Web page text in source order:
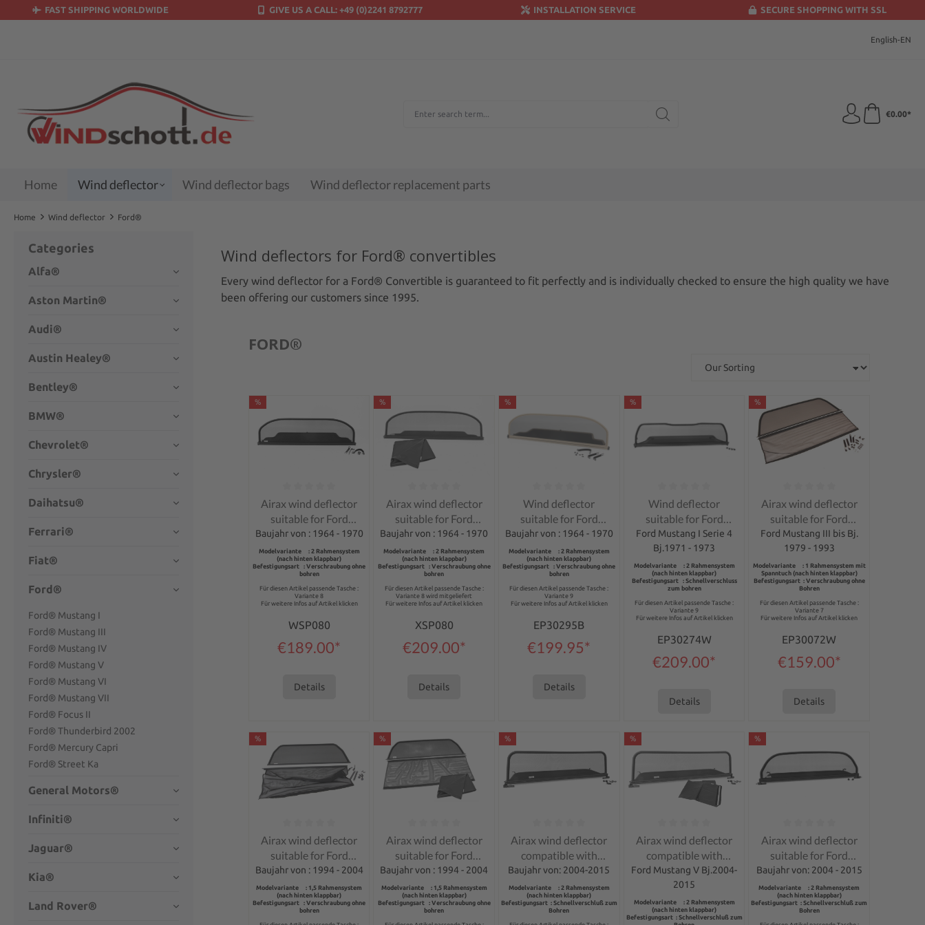
Skip to main navigation
FAST SHIPPING WORLDWIDE GIVE US A CALL: +49 (0)2241 8792777 INSTALLATION SERVICE SECURE SHOPPING WITH SSL
English-EN
€0.00*
Home Wind deflector Wind deflector bags Wind deflector replacement parts
Home Wind deflector Ford®
Categories
Alfa®
Aston Martin®
Audi®
Austin Healey®
Bentley®
BMW®
Chevrolet®
Chrysler®
Daihatsu®
Ferrari®
Fiat®
Ford®
Ford® Mustang I
Ford® Mustang III
Ford® Mustang IV
Ford® Mustang V
Ford® Mustang VI
Ford® Mustang VII
Ford® Focus II
Ford® Thunderbird 2002
Ford® Mercury Capri
Ford® Street Ka
General Motors®
Infiniti®
Jaguar®
Kia®
Land Rover®
Wind deflectors for Ford® convertibles
Every wind deflector for a Ford® Convertible is guaranteed to fit perfectly and is individually checked to ensure the high quality we have
been offering our customers since 1995.
FORD®
%
Average rating of 0 out of 5 stars
Airax wind deflector
suitable for Ford
Mustag 1,2,3
Convertible Cabrio
Baujahr von : 1964 - 1970
Modelvariante : 2 Rahmensystem
(nach hinten klappbar)
Befestigungsart : Verschraubung ohne
bohren
Für diesen Artikel passende Tasche :
Variante 8
Für weitere Infos auf Artikel klicken
WSP080
€189.00*
Details
%
Average rating of 0 out of 5 stars
Airax wind deflector
suitable for Ford
Mustag 1,2,3
Convertible Cabrio
Baujahr von : 1964 - 1970
Modelvariante : 2 Rahmensystem
(nach hinten klappbar)
Befestigungsart : Verschraubung ohne
bohren
Für diesen Artikel passende Tasche :
Variante 8 wird mitgeliefert
Für weitere Infos auf Artikel klicken
XSP080
€209.00*
Details
%
Average rating of 0 out of 5 stars
Wind deflector
suitable for Ford
Mustang 1,2,3
Convertible Cabrio
Baujahr von : 1964 - 1970
Modelvariante : 2 Rahmensystem
(nach hinten klappbar)
Befestigungsart : Verschraubung ohne
bohren
Für diesen Artikel passende Tasche :
Variante 9
Für weitere Infos auf Artikel klicken
EP30295B
€199.95*
Details
%
Average rating of 0 out of 5 stars
Wind deflector
suitable for Ford
Mustang I Serie 4
Ford Mustang I Serie 4
Bj.1971 - 1973
Modelvariante : 2 Rahmensystem
(nach hinten klappbar)
Befestigungsart : Schnellverschluss
zum bohren
Für diesen Artikel passende Tasche :
Variante 9
Für weitere Infos auf Artikel klicken
EP30274W
€209.00*
Details
%
Average rating of 0 out of 5 stars
Airax wind deflector
suitable for Ford
Mustang III
Convertible
Ford Mustang III bis Bj.
1979 - 1993
Modelvariante : 1 Rahmensystem mit
Spanntuch (nach hinten klappbar)
Befestigungsart : Verschraubung ohne
Bohren
Für diesen Artikel passende Tasche :
Variante 7
Für weitere Infos auf Artikel klicken
EP30072W
€159.00*
Details
%
Average rating of 0 out of 5 stars
Airax wind deflector
suitable for Ford
Mustang IV Cabrio
Baujahr von : 1994 - 2004
Modelvariante : 1,5 Rahmensystem
(nach hinten klappbar)
Befestigungsart : Verschraubung ohne
bohren
%
Average rating of 0 out of 5 stars
Airax wind deflector
suitable for Ford
Mustang IV Cabrio
Baujahr von : 1994 - 2004
Modelvariante : 1,5 Rahmensystem
(nach hinten klappbar)
Befestigungsart : Verschraubung ohne
bohren
%
Average rating of 0 out of 5 stars
Airax wind deflector
compatible with
Mustang V 5
Baujahr von: 2004-2015
Modelvariante : 2 Rahmensystem
(nach hinten klappbar)
Befestigungsart : Schnellverschluß zum
Bohren
%
Average rating of 0 out of 5 stars
Airax wind deflector
compatible with
Mustang V 5
Ford Mustang V Bj.2004-
2015
Modelvariante : 2 Rahmensystem
(nach hinten klappbar)
Befestigungsart : Schnellverschluß zum
%
Average rating of 0 out of 5 stars
Airax wind deflector
suitable for Ford
Mustang V 5
Baujahr von: 2004 - 2015
Modelvariante : 2 Rahmensystem
(nach hinten klappbar)
Befestigungsart : Schnellverschluß zum
Bohren